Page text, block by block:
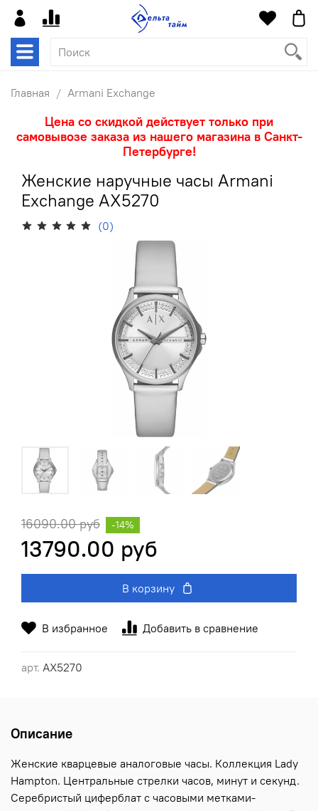
Главная Armani Exchange
Цена со скидкой действует только при
самовывозе заказа из нашего магазина в Санкт-
Петербурге!
Женские наручные часы Armani
Exchange AX5270
(0)
В избранное Добавить в сравнение
арт. AX5270
16090.00 руб
13790.00 руб
-14%
В корзину
Описание
Женские кварцевые аналоговые часы. Коллекция Lady
Hampton. Центральные стрелки часов, минут и секунд.
Серебристый циферблат с часовыми метками-